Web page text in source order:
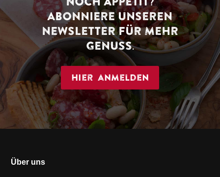
ABONNIERE UNSEREN
NEWSLETTER FÜR MEHR
GENUSS.
Hier anmelden
Über uns